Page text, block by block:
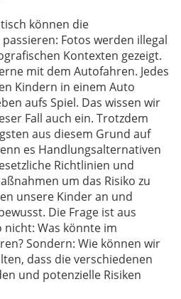
können die
Fotos werden illegal
Kontexten gezeigt.
mit dem Autofahren. Jedes
Kindern in einem Auto
aufs Spiel. Das wissen wir
Fall auch ein. Trotzdem
aus diesem Grund auf
es Handlungsalternativen
Richtlinien und
um das Risiko zu
unsere Kinder an und
Die Frage ist aus
nicht: Was könnte im
Sondern: Wie können wir
dass die verschiedenen
und potenzielle Risiken